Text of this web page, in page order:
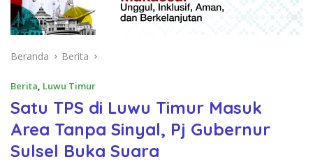
Beranda Berita
Berita, Luwu Timur
Satu TPS di Luwu Timur Masuk
Area Tanpa Sinyal, Pj Gubernur
Sulsel Buka Suara